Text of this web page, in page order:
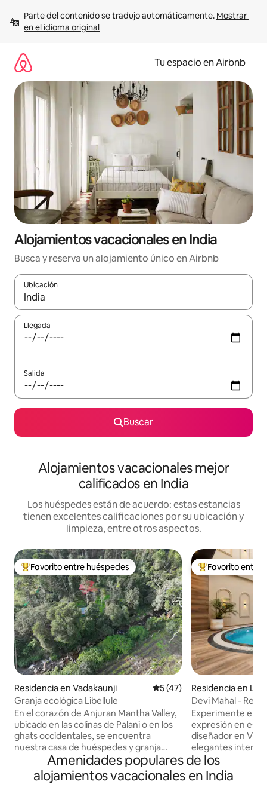
contenido
Parte del contenido se tradujo automáticamente. Mostrar
en el idioma original
Tu espacio en Airbnb
Alojamientos vacacionales en India
Busca y reserva un alojamiento único en Airbnb
Ubicación
Cuando los resultados estén disponibles, podrás navegar
Llegada
Salida
Buscar
Alojamientos vacacionales mejor
calificados en India
Los huéspedes están de acuerdo: estas estancias
tienen excelentes calificaciones por su ubicación y
limpieza, entre otros aspectos.
De los mejores en Favorito entre huéspedes
Favorito entre huéspedes
Residencia en Vadakaunji Calificación promedio: 5 de
5 (47)
Granja ecológica Libellule
En el corazón de Anjuran Mantha Valley,
ubicado en las colinas de Palani o en los
ghats occidentales, se encuentra
nuestra casa de huéspedes y granja
familiar orgánica. A 45 minutos en coche
de Kodaikanal y a 25 minutos a pie de
nuestra propiedad. Frente a un arroyo
De los mejores
Favorito entre
Residencia en
Devi Mahal -
privada cubierta
Experimente el
expresión en
diseñador en
elegantes
patrimonio,
profunda privada
espacios
Amenidades populares de los
alojamientos vacacionales en India